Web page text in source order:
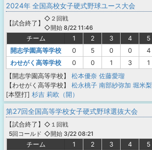
2024年 全国高校女子硬式野球ユース大会
【試合終了 】
◇２回戦
◇開始 8/22 11:46
チーム 1 2 3 4 5
開志学園高等学校
0 5 0 0 4
わせがく高等学校
0 0 1 3 1
【開志学園高等学校】
松本優奈 佐藤愛瑠
【わせがく高等学校】
松永桃子 南部紗弥加 堀米
[本塁打] 杉吉 莉欧（開）
第27回全国高等学校女子硬式野球選抜大会
【試合終了 】
5回コールド
◇１回戦
◇開始 3/22 08:21
チーム 1 2 3 4 5